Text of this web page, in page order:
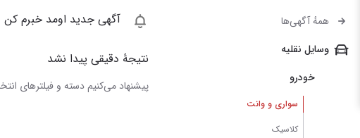
همهٔ آگهی‌ها
وسایل نقلیه
خودرو
سواری و وانت
کلاسیک
آگهی جدید اومد خبرم کن
نتیجهٔ دقیقی پیدا نشد
پیشنهاد می‌کنیم دسته و فیلترهای